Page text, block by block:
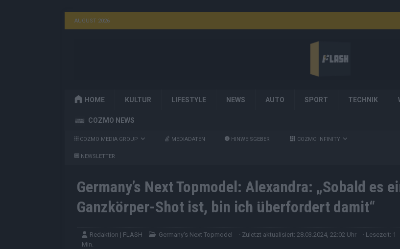
AUGUST 2026
HOME KULTUR LIFESTYLE NEWS AUTO SPORT TECHNIK
COZMO NEWS
COZMO MEDIA GROUP MEDIADATEN HINWEISGEBER COZMO INFINITY
NEWSLETTER
Germany’s Next Topmodel: Alexandra: „Sobald es
Ganzkörper-Shot ist, bin ich überfordert damit“
Redaktion | FLASH Germany's Next Topmodel · Zuletzt aktualisiert: 28.03.2024, 22:02 Uhr
· Lesezeit: 1
Min.